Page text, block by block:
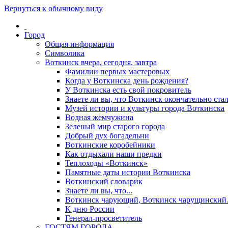
Вернуться к обычному виду
Город
Общая информация
Символика
Воткинск вчера, сегодня, завтра
Фамилии первых мастеровых
Когда у Воткинска день рождения?
У Воткинска есть свой покровитель
Знаете ли вы, что Воткинск окончательно
Музей истории и культуры города Воткинска
Водная жемчужина
Зеленый мир старого города
Добрый дух богадельни
Воткинские коробейники
Как отдыхали наши предки
Теплоходы «Воткинск»
Памятные даты истории Воткинска
Воткинский словарик
Знаете ли вы, что...
Воткинск чарующий, Воткинск
К дню России
Генерал-просветитель